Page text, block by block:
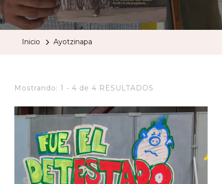
Inicio Ayotzinapa
Mostrando: 1 - 4 de 4 RESULTADOS